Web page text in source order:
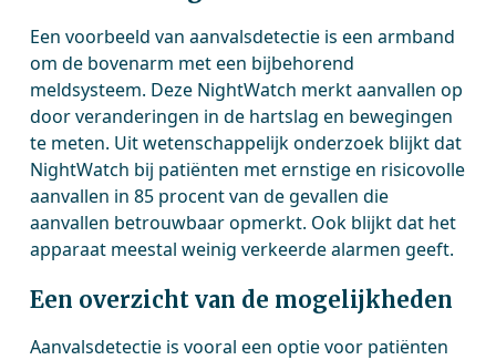
Een voorbeeld van aanvalsdetectie is een armband
om de bovenarm met een bijbehorend
meldsysteem. Deze NightWatch merkt aanvallen op
door veranderingen in de hartslag en bewegingen
te meten. Uit wetenschappelijk onderzoek blijkt dat
NightWatch bij patiënten met ernstige en risicovolle
aanvallen in 85 procent van de gevallen die
aanvallen betrouwbaar opmerkt. Ook blijkt dat het
apparaat meestal weinig verkeerde alarmen geeft.
Een overzicht van de mogelijkheden
Aanvalsdetectie is vooral een optie voor patiënten